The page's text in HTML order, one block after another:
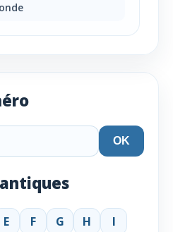
OK
E F G H I